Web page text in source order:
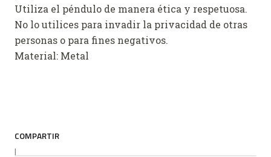
Utiliza el péndulo de manera ética y respetuosa.
No lo utilices para invadir la privacidad de otras
personas o para fines negativos.
Material: Metal
COMPARTIR
|